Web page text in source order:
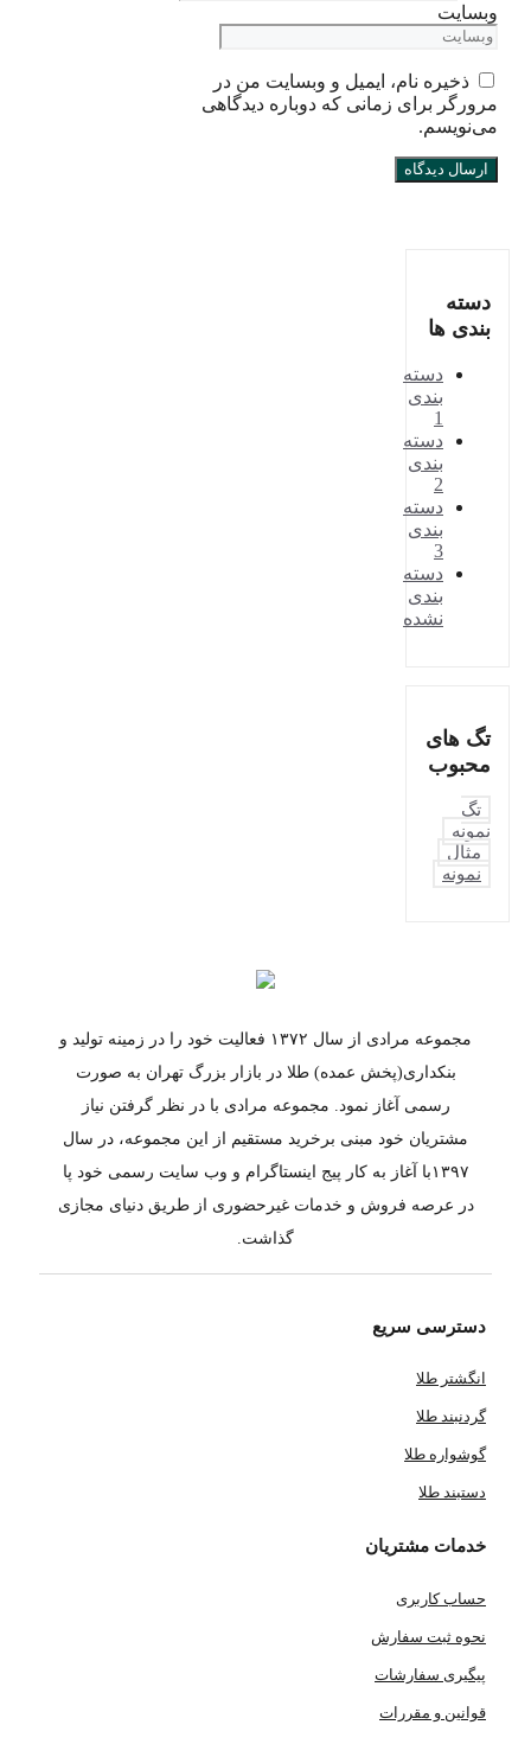
وبسایت
ذخیره نام، ایمیل و وبسایت من در
مرورگر برای زمانی که دوباره دیدگاهی
می‌نویسم.
دسته
بندی ها
دسته
بندی
1
دسته
بندی
2
دسته
بندی
3
دسته
بندی
نشده
تگ های
محبوب
تگ
نمونه
مثال
نمونه
مجموعه مرادی از سال ۱۳۷۲ فعالیت خود را در زمینه تولید و
بنکداری(پخش عمده) طلا در بازار بزرگ تهران به صورت
رسمی آغاز نمود. مجموعه مرادی با در نظر گرفتن نیاز
مشتریان خود مبنی برخرید مستقیم از این مجموعه، در سال
۱۳۹۷با آغاز به کار پیج اینستاگرام و وب سایت رسمی خود پا
در عرصه فروش و خدمات غیرحضوری از طریق دنیای مجازی
گذاشت.
دسترسی سریع
انگشتر طلا
گردنبند طلا
گوشواره طلا
دستبند طلا
خدمات مشتریان
حساب کاربری
نحوه ثبت سفارش
پیگیری سفارشات
قوانین و مقررات